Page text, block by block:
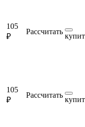
105
₽
Рассчитать
105
₽
Рассчитать